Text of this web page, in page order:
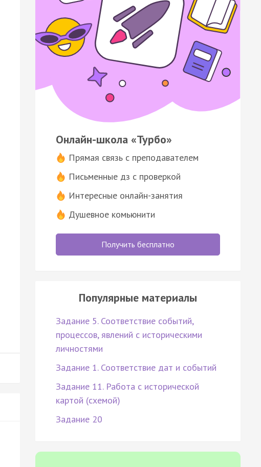
Онлайн-школа «Турбо»
Прямая связь с преподавателем
Письменные дз с проверкой
Интересные онлайн-занятия
Душевное комьюнити
Получить бесплатно
Популярные материалы
Задание 5. Соответствие событий,
процессов, явлений с историческими
личностями
Задание 1. Соответствие дат и событий
Задание 11. Работа с исторической
картой (схемой)
Задание 20